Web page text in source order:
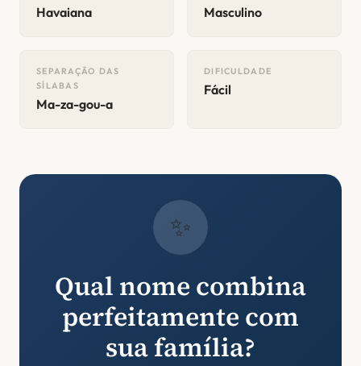
Havaiana Masculino
SEPARAÇÃO DAS
SÍLABAS
Ma-za-gou-a
DIFICULDADE
Fácil
✨
Qual nome combina
perfeitamente com
sua família?